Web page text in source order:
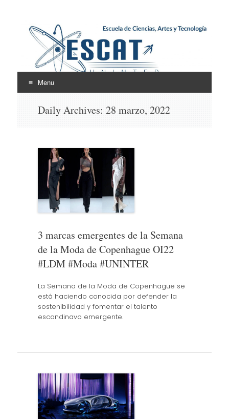
Escuela de Ciencias,
Artes y Tecnología
ESCAT
Menu
Daily Archives: 28 marzo, 2022
3 marcas emergentes de la Semana
de la Moda de Copenhague OI22
#LDM #Moda #UNINTER
La Semana de la Moda de Copenhague se
está haciendo conocida por defender la
sostenibilidad y fomentar el talento
escandinavo emergente.